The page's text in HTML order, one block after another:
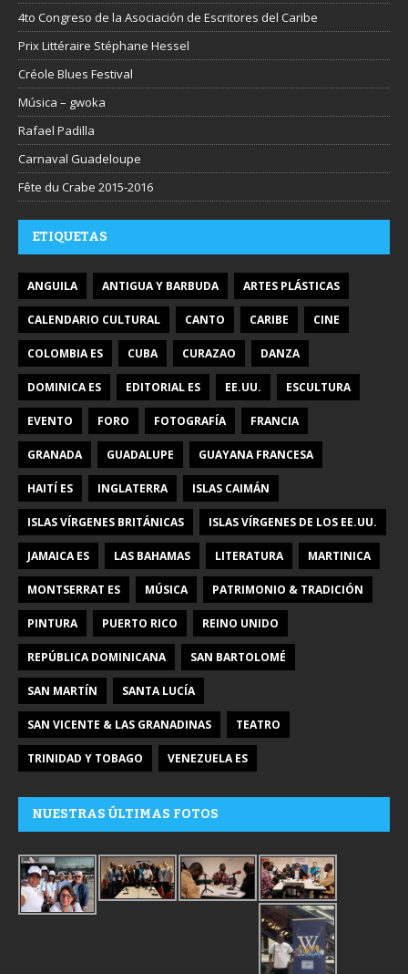
4to Congreso de la Asociación de Escritores del Caribe
Prix Littéraire Stéphane Hessel
Créole Blues Festival
Música – gwoka
Rafael Padilla
Carnaval Guadeloupe
Fête du Crabe 2015-2016
ETIQUETAS
ANGUILA ANTIGUA Y BARBUDA ARTES PLÁSTICAS
CALENDARIO CULTURAL CANTO CARIBE CINE
COLOMBIA ES CUBA CURAZAO DANZA
DOMINICA ES EDITORIAL ES EE.UU. ESCULTURA
EVENTO FORO FOTOGRAFÍA FRANCIA
GRANADA GUADALUPE GUAYANA FRANCESA
HAITÍ ES INGLATERRA ISLAS CAIMÁN
ISLAS VÍRGENES BRITÁNICAS ISLAS VÍRGENES DE LOS EE.UU.
JAMAICA ES LAS BAHAMAS LITERATURA MARTINICA
MONTSERRAT ES MÚSICA PATRIMONIO & TRADICIÓN
PINTURA PUERTO RICO REINO UNIDO
REPÚBLICA DOMINICANA SAN BARTOLOMÉ
SAN MARTÍN SANTA LUCÍA
SAN VICENTE & LAS GRANADINAS TEATRO
TRINIDAD Y TOBAGO VENEZUELA ES
NUESTRAS ÚLTIMAS FOTOS